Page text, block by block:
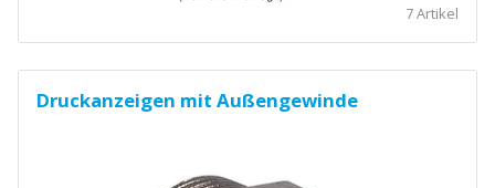
7 Artikel
Druckanzeigen mit Außengewinde